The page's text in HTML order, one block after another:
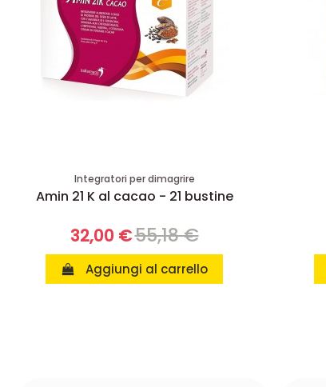
Integratori per dimagrire
Amin 21 K al cacao - 21 bustine
32,00 €55,18 €
Aggiungi al carrello